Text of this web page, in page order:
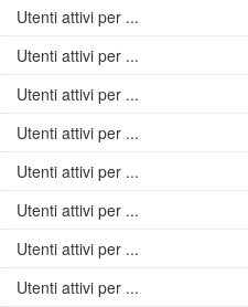
Utenti attivi per ...
Utenti attivi per ...
Utenti attivi per ...
Utenti attivi per ...
Utenti attivi per ...
Utenti attivi per ...
Utenti attivi per ...
Utenti attivi per ...